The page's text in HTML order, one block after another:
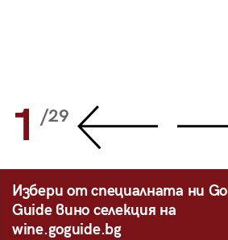
1 /29
Избери от специалната ни Go
Guide вино селекция на
wine.goguide.bg